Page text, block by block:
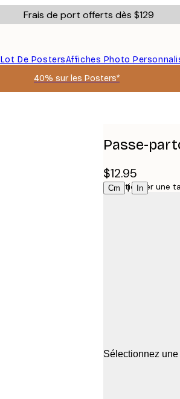
Frais de port offerts dès $129
Lot De PostersAffiches Photo
40% sur les Posters*
Passe-
$12.95
Cm | In
Sélectionner une
Sélectionnez une